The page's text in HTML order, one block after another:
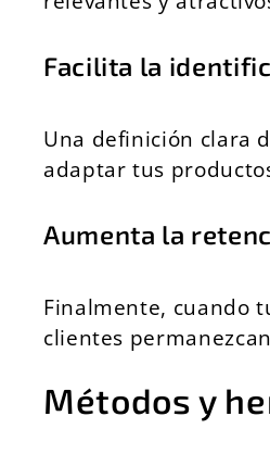
Facilita la
Una definición clara
adaptar tus
Aumenta la
Finalmente, cuando
clientes
Métodos y